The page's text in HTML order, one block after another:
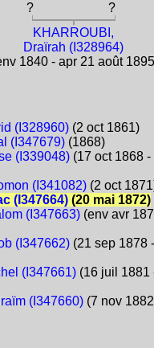
?
?
KHARROUBI,
Draïrah (I328964)
1840 - apr 21 août
(I328960)(2 oct 1861)
(I347679)(1868)
(I339048)(17 oct 1868 -
(I341082)(2 oct
(I347664)(20 mai 1872)
(I347663)(env avr
(I347662)(21 sep 1878
(I347661)(16 juil 1881
(I347660)(7 nov